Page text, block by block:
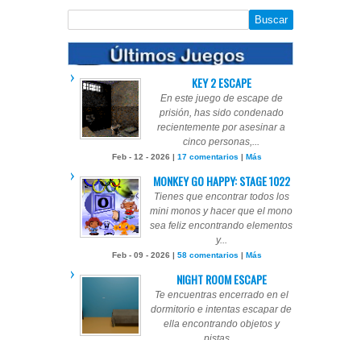
KEY 2 ESCAPE
En este juego de escape de
prisión, has sido condenado
recientemente por asesinar a
cinco personas,...
Feb - 12 - 2026 | 17 comentarios | Más
MONKEY GO HAPPY: STAGE 1022
Tienes que encontrar todos los
mini monos y hacer que el mono
sea feliz encontrando elementos
y...
Feb - 09 - 2026 | 58 comentarios | Más
NIGHT ROOM ESCAPE
Te encuentras encerrado en el
dormitorio e intentas escapar de
ella encontrando objetos y